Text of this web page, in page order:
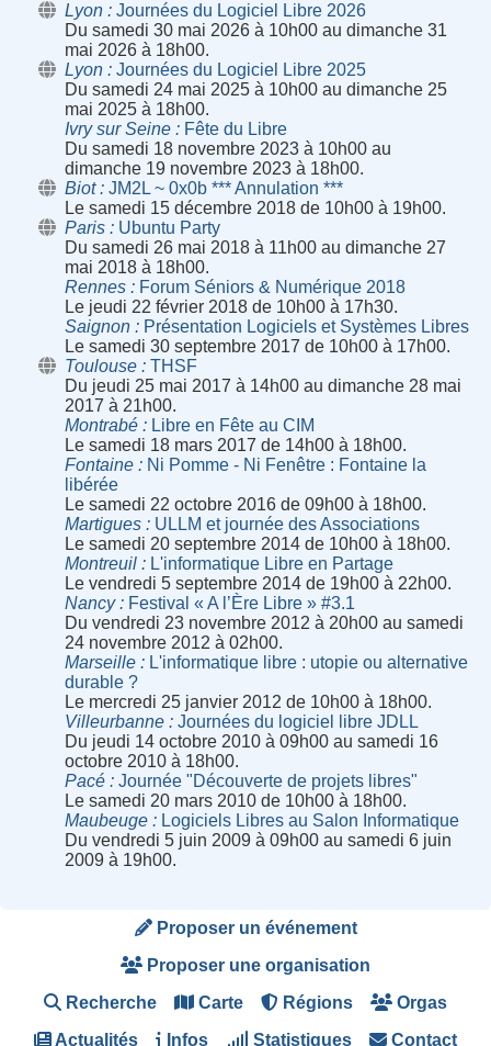
Lyon
Journées du Logiciel Libre 2026
Du samedi 30 mai 2026 à 10h00 au dimanche 31
mai 2026 à 18h00.
Lyon
Journées du Logiciel Libre 2025
Du samedi 24 mai 2025 à 10h00 au dimanche 25
mai 2025 à 18h00.
Ivry sur Seine
Fête du Libre
Du samedi 18 novembre 2023 à 10h00 au
dimanche 19 novembre 2023 à 18h00.
Biot
JM2L ~ 0x0b *** Annulation ***
Le samedi 15 décembre 2018 de 10h00 à 19h00.
Paris
Ubuntu Party
Du samedi 26 mai 2018 à 11h00 au dimanche 27
mai 2018 à 18h00.
Rennes
Forum Séniors & Numérique 2018
Le jeudi 22 février 2018 de 10h00 à 17h30.
Saignon
Présentation Logiciels et Systèmes Libres
Le samedi 30 septembre 2017 de 10h00 à 17h00.
Toulouse
THSF
Du jeudi 25 mai 2017 à 14h00 au dimanche 28 mai
2017 à 21h00.
Montrabé
Libre en Fête au CIM
Le samedi 18 mars 2017 de 14h00 à 18h00.
Fontaine
Ni Pomme - Ni Fenêtre : Fontaine la
libérée
Le samedi 22 octobre 2016 de 09h00 à 18h00.
Martigues
ULLM et journée des Associations
Le samedi 20 septembre 2014 de 10h00 à 18h00.
Montreuil
L'informatique Libre en Partage
Le vendredi 5 septembre 2014 de 19h00 à 22h00.
Nancy
Festival « A l’Ère Libre » #3.1
Du vendredi 23 novembre 2012 à 20h00 au samedi
24 novembre 2012 à 02h00.
Marseille
L'informatique libre : utopie ou alternative
durable ?
Le mercredi 25 janvier 2012 de 10h00 à 18h00.
Villeurbanne
Journées du logiciel libre JDLL
Du jeudi 14 octobre 2010 à 09h00 au samedi 16
octobre 2010 à 18h00.
Pacé
Journée "Découverte de projets libres"
Le samedi 20 mars 2010 de 10h00 à 18h00.
Maubeuge
Logiciels Libres au Salon Informatique
Du vendredi 5 juin 2009 à 09h00 au samedi 6 juin
2009 à 19h00.
Proposer un événement
Proposer une organisation
Recherche Carte Régions Orgas
Actualités Infos Statistiques Contact